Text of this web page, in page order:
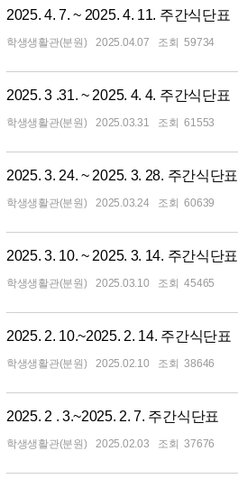
2025. 4. 7. ~ 2025. 4. 11. 주간식단표
학생생활관(분원) 2025.04.07 59734
2025. 3 .31. ~ 2025. 4. 4. 주간식단표
학생생활관(분원) 2025.03.31 61553
2025. 3. 24. ~ 2025. 3. 28. 주간식단표
학생생활관(분원) 2025.03.24 60639
2025. 3. 10. ~ 2025. 3. 14. 주간식단표
학생생활관(분원) 2025.03.10 45465
2025. 2. 10.~2025. 2. 14. 주간식단표
학생생활관(분원) 2025.02.10 38646
2025. 2 . 3.~2025. 2. 7. 주간식단표
학생생활관(분원) 2025.02.03 37676